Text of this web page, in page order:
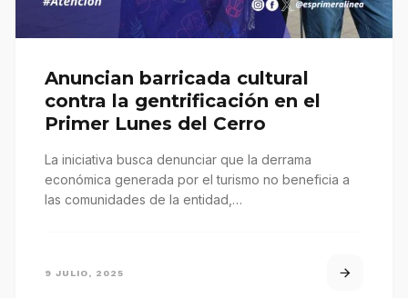
Anuncian barricada cultural
contra la gentrificación en el
Primer Lunes del Cerro
La iniciativa busca denunciar que la derrama
económica generada por el turismo no beneficia a
las comunidades de la entidad,…
9 JULIO, 2025